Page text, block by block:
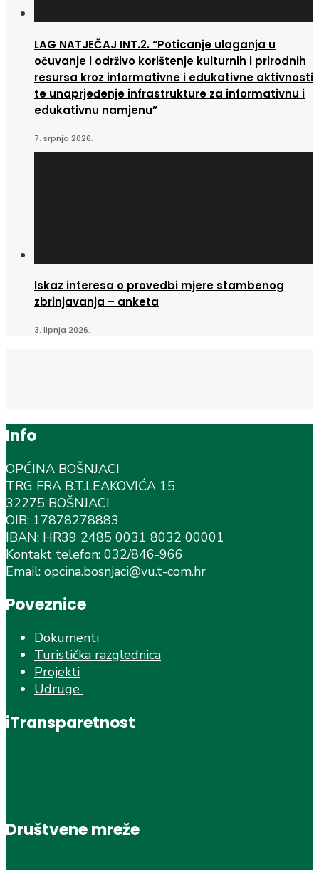
LAG NATJEČAJ INT.2. “Poticanje ulaganja u
očuvanje i održivo korištenje kulturnih i prirodnih
resursa kroz informativne i edukativne aktivnosti
te unaprjeđenje infrastrukture za informativnu i
edukativnu namjenu”
7. srpnja 2026.
Iskaz interesa o provedbi mjere stambenog
zbrinjavanja – anketa
3. lipnja 2026.
Info
OPĆINA BOŠNJACI
TRG FRA B.T.LEAKOVIĆA 15
32275 BOŠNJACI
OIB: 17878278883
IBAN: HR39 2485 0031 8032 00001
Kontakt telefon: 032/846-966
Email: opcina.bosnjaci@vu.t-com.hr
Poveznice
Dokumenti
Turistička razglednica
Projekti
Udruge
iTransparetnost
Društvene mreže